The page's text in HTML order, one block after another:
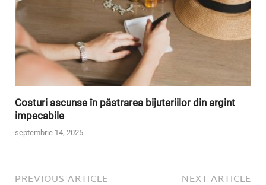
Costuri ascunse în păstrarea bijuteriilor din argint
impecabile
septembrie 14, 2025
PREVIOUS ARTICLE NEXT ARTICLE